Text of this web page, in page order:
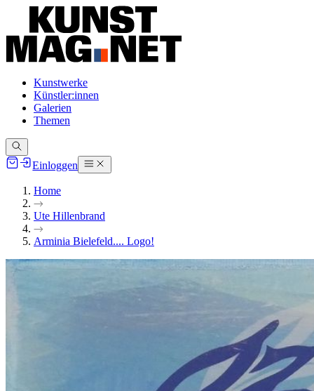
Kunstwerke
Künstler:innen
Galerien
Themen
Einloggen
Home
Ute Hillenbrand
Arminia Bielefeld.... Logo!